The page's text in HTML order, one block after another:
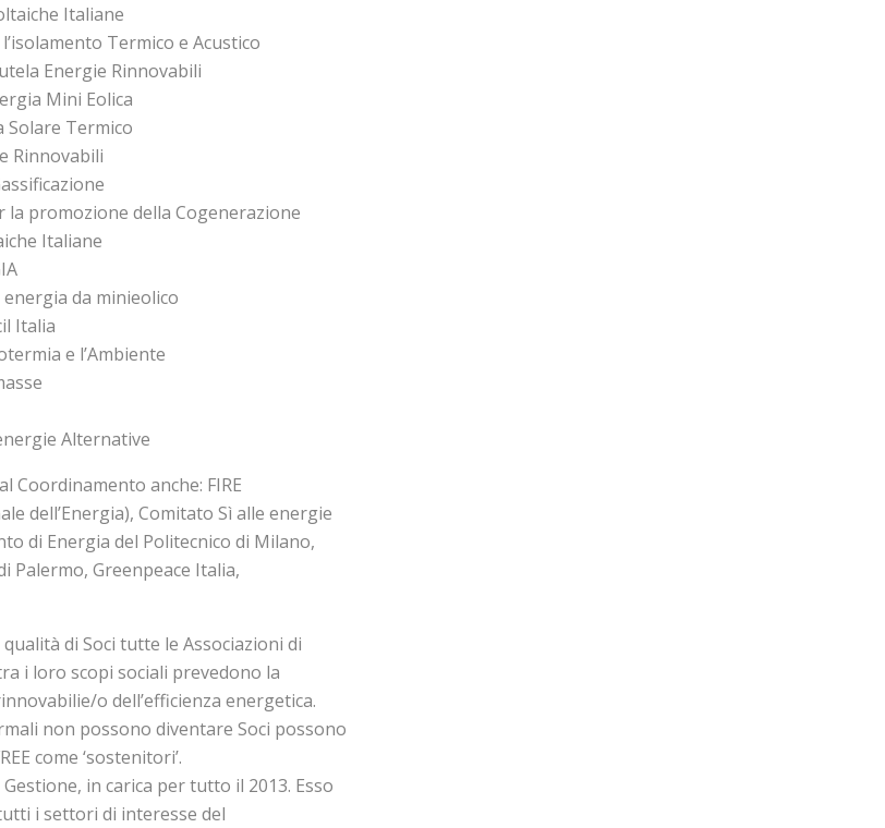
Italiane
Termico e Acustico
Energie Rinnovabili
Mini Eolica
Solare Termico
Rinnovabili
la promozione della Cogenerazione
Italiane
da minieolico
Italia
e l’Ambiente
Alternative
Coordinamento anche: FIRE
dell’Energia), Comitato Sì alle energie
di Energia del Politecnico di Milano,
Palermo, Greenpeace Italia,
di Soci tutte le Associazioni di
i loro scopi sociali prevedono la
o dell’efficienza energetica.
non possono diventare Soci possono
come ‘sostenitori’.
in carica per tutto il 2013. Esso
i settori di interesse del